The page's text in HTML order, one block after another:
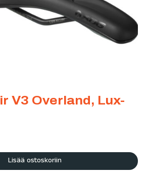
V3 Overland, Lux-
Lisää ostoskoriin